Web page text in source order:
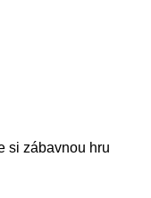
si zábavnou hru